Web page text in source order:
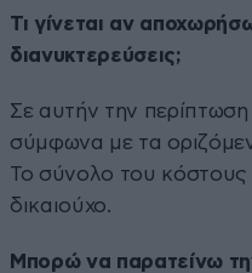
Τι γίνεται αν
διανυκτερεύσεις;
Σε αυτήν την
σύμφωνα με τα
Το σύνολο του κόστους
δικαιούχο.
Μπορώ να παρατείνω